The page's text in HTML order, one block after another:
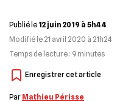
Publié le 12 juin 2019 à 5h44
Modifié le21 avril 2020 à 21h24
Temps de lecture : 9 minutes
Par Mathieu Périsse